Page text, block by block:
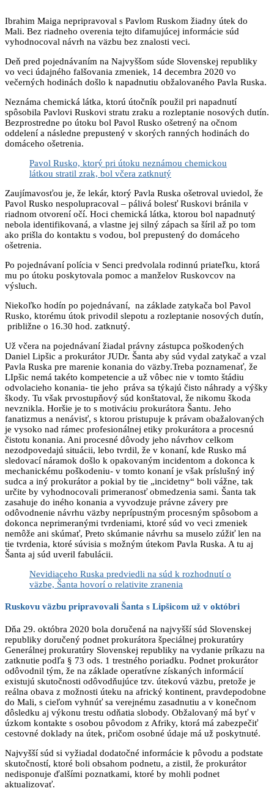
Ibrahim Maiga nepripravoval s Pavlom Ruskom žiadny útek do
Mali. Bez riadneho overenia tejto difamujúcej informácie súd
vyhodnocoval návrh na väzbu bez znalosti veci.
Deň pred pojednávaním na Najvyššom súde Slovenskej republiky
vo veci údajného falšovania zmeniek, 14 decembra 2020 vo
večerných hodinách došlo k napadnutiu obžalovaného Pavla Ruska.
Neznáma chemická látka, ktorú útočník použil pri napadnutí
spôsobila Pavlovi Ruskovi stratu zraku a rozleptanie nosových dutín.
Bezprostredne po útoku bol Pavol Rusko ošetrený na očnom
oddelení a následne prepustený v skorých ranných hodinách do
domáceho ošetrenia.
Pavol Rusko, ktorý pri útoku neznámou chemickou
látkou stratil zrak, bol včera zatknutý
Zaujímavosťou je, že lekár, ktorý Pavla Ruska ošetroval uviedol, že
Pavol Rusko nespolupracoval – pálivá bolesť Ruskovi bránila v
riadnom otvorení očí. Hoci chemická látka, ktorou bol napadnutý
nebola identifikovaná, a vlastne jej silný zápach sa šíril až po tom
ako prišla do kontaktu s vodou, bol prepustený do domáceho
ošetrenia.
Po pojednávaní polícia v Senci predvolala rodinnú priateľku, ktorá
mu po útoku poskytovala pomoc a manželov Ruskovcov na
výsluch.
Niekoľko hodín po pojednávaní, na základe zatykača bol Pavol
Rusko, ktorému útok privodil slepotu a rozleptanie nosových dutín,
približne o 16.30 hod. zatknutý.
Už včera na pojednávaní žiadal právny zástupca poškodených
Daniel Lipšic a prokurátor JUDr. Šanta aby súd vydal zatykač a vzal
Pavla Ruska pre marenie konania do väzby.Treba poznamenať, že
LIpšic nemá takéto kompetencie a už vôbec nie v tomto štádiu
odvolacieho konania- tie jeho práva sa týkajú čisto náhrady a výšky
škody. Tu však prvostupňový súd konštatoval, že nikomu škoda
nevznikla. Horšie je to s motiváciu prokurátora Šantu. Jeho
fanatizmus a nenávisť, s ktorou pristupuje k právam obažalovaných
je vysoko nad rámec profesionálnej etiky prokurátora a procesnú
čistotu konania. Ani procesné dôvody jeho návrhov celkom
nezodpovedajú situácii, lebo tvrdil, že v konaní, kde Rusko má
sledovací náramok došlo k opakovaným incidentom a dokonca k
mechanickému poškodeniu- v tomto konaní je však príslušný iný
sudca a iný prokurátor a pokial by tie „incidetny“ boli vážne, tak
určite by vyhodnocovali primeranosť obmedzenia sami. Šanta tak
zasahuje do iného konania a vyvodzuje právne závery pre
odôvodnenie návrhu väzby neprípustným procesným spôsobom a
dokonca neprimeranými tvrdeniami, ktoré súd vo veci zmeniek
nemôže ani skúmať, Preto skúmanie návrhu sa muselo zúžiť len na
tie tvrdenia, ktoré súvisia s možným útekom Pavla Ruska. A tu aj
Šanta aj súd uveril fabulácii.
Nevidiaceho Ruska predviedli na súd k rozhodnutí o
väzbe, Šanta hovorí o relativite zranenia
Ruskovu väzbu pripravovali Šanta s Lipšicom už v októbri
Dňa 29. októbra 2020 bola doručená na najvyšší súd Slovenskej
republiky doručený podnet prokurátora špeciálnej prokuratúry
Generálnej prokuratúry Slovenskej republiky na vydanie príkazu na
zatknutie podľa § 73 ods. 1 trestného poriadku. Podnet prokurátor
odôvodnil tým, že na základe operatívne získaných informácií
existujú skutočnosti odôvodňujúce tzv. útekovú väzbu, pretože je
reálna obava z možnosti úteku na africký kontinent, pravdepodobne
do Mali, s cieľom vyhnúť sa verejnému zasadnutiu a v konečnom
dôsledku aj výkonu trestu odňatia slobody. Obžalovaný má byť v
úzkom kontakte s osobou pôvodom z Afriky, ktorá má zabezpečiť
cestovné doklady na útek, pričom osobné údaje má už poskytnuté.
Najvyšší súd si vyžiadal dodatočné informácie k pôvodu a podstate
skutočností, ktoré boli obsahom podnetu, a zistil, že prokurátor
nedisponuje ďalšími poznatkami, ktoré by mohli podnet
aktualizovať.